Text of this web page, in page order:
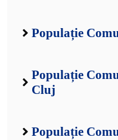
Populație
Populație
Cluj
Populație